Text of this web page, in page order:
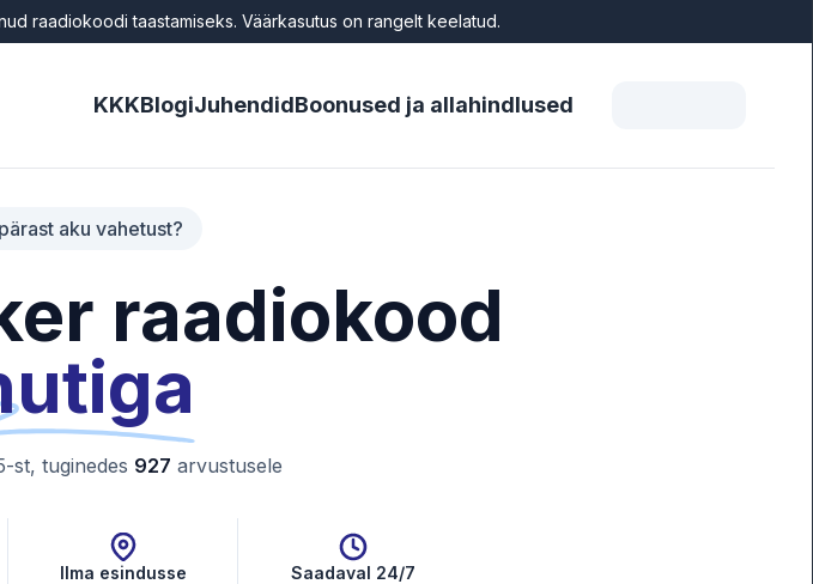
raadiokoodi taastamiseks. Väärkasutus on rangelt keelatud.
KKKBlogiJuhendidBoonused ja allahindlused
aku vahetust?
raadiokood
st, tuginedes 927 arvustusele
Ilma esindusse
Saadaval 24/7